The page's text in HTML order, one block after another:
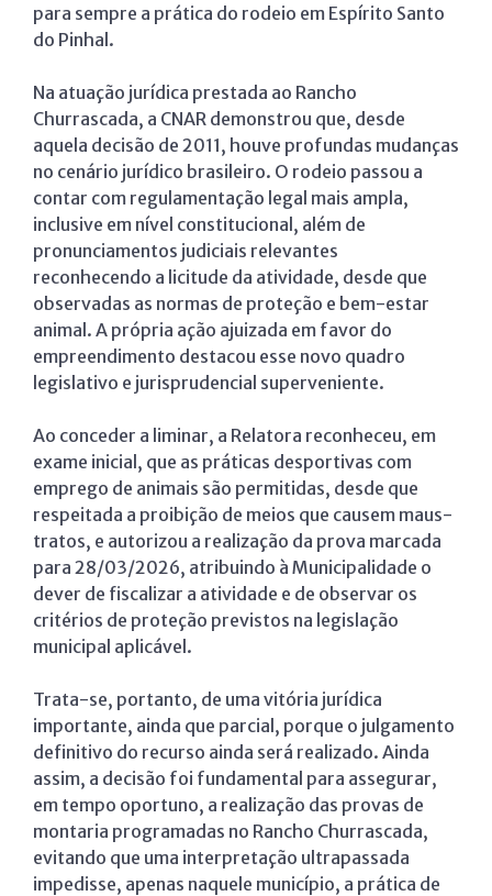
para sempre a prática do rodeio em Espírito Santo
do Pinhal.
Na atuação jurídica prestada ao Rancho
Churrascada, a CNAR demonstrou que, desde
aquela decisão de 2011, houve profundas mudanças
no cenário jurídico brasileiro. O rodeio passou a
contar com regulamentação legal mais ampla,
inclusive em nível constitucional, além de
pronunciamentos judiciais relevantes
reconhecendo a licitude da atividade, desde que
observadas as normas de proteção e bem-estar
animal. A própria ação ajuizada em favor do
empreendimento destacou esse novo quadro
legislativo e jurisprudencial superveniente.
Ao conceder a liminar, a Relatora reconheceu, em
exame inicial, que as práticas desportivas com
emprego de animais são permitidas, desde que
respeitada a proibição de meios que causem maus-
tratos, e autorizou a realização da prova marcada
para 28/03/2026, atribuindo à Municipalidade o
dever de fiscalizar a atividade e de observar os
critérios de proteção previstos na legislação
municipal aplicável.
Trata-se, portanto, de uma vitória jurídica
importante, ainda que parcial, porque o julgamento
definitivo do recurso ainda será realizado. Ainda
assim, a decisão foi fundamental para assegurar,
em tempo oportuno, a realização das provas de
montaria programadas no Rancho Churrascada,
evitando que uma interpretação ultrapassada
impedisse, apenas naquele município, a prática de